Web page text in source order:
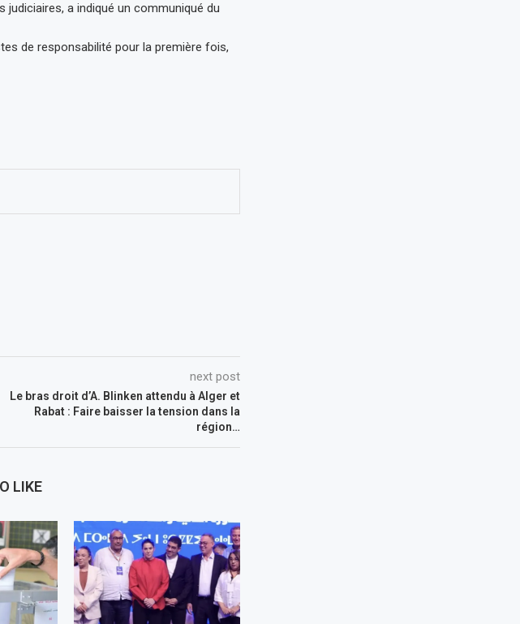
judiciaires, a indiqué un communiqué du
de responsabilité pour la première fois,
next post
Le bras droit d’A. Blinken attendu à Alger et
Rabat : Faire baisser la tension dans la
région…
LIKE